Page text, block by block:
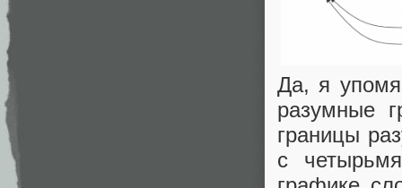
Да, я
разумные
границы
с